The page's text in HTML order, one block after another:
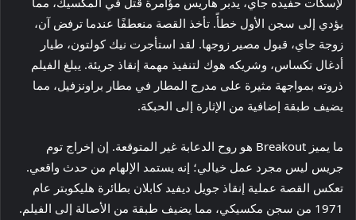
يؤدي إلى سجن الأول خطأً. تأخذ القصة منعطفًا عندما ترفض آن،
زوجة جاي، قبول مصير زوجها. لقد استأجرت نيك كولتون، طيار
أدغال تكساس، وشريكه هوك لتنفيذ مهمة إنقاذ جريئة. يبلغ الفيلم
ذروته بمواجهة مثيرة على مدرج المطار في مطار براونزفيل، مما
يضيف طبقة إضافية من الإثارة إلى الحبكة.
ما يميز Breakout هو روح الدعابة غير المتوقعة. إن إخراج توم
جريس ليس مجرد عمل خيالي؛ إنه يستمد الإلهام من حدث واقعي.
تعكس القصة عملية إنقاذ جويل ديفيد كابلان بطائرة هليكوبتر عام
1971 من سجن مكسيكي، مما يضيف طبقة من الأصالة إلى الفيلم.